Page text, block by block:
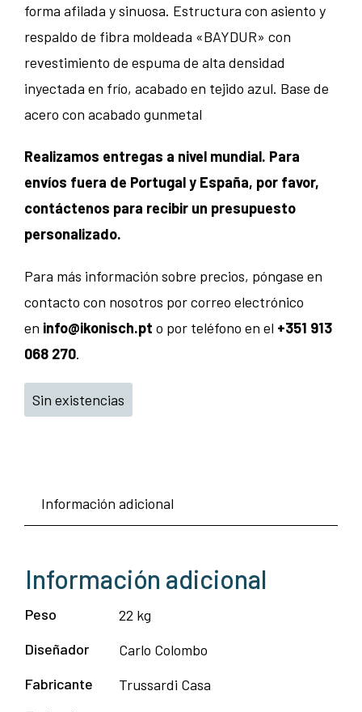
forma afilada y sinuosa. Estructura con asiento y
respaldo de fibra moldeada «BAYDUR» con
revestimiento de espuma de alta densidad
inyectada en frío, acabado en tejido azul. Base de
acero con acabado gunmetal
Realizamos entregas a nivel mundial. Para
envíos fuera de Portugal y España, por favor,
contáctenos para recibir un presupuesto
personalizado.
Para más información sobre precios, póngase en
contacto con nosotros por correo electrónico
en info@ikonisch.pt o por teléfono en el +351 913
068 270.
Sin existencias
Información adicional
Información adicional
Peso
22 kg
Diseñador
Carlo Colombo
Fabricante
Trussardi Casa